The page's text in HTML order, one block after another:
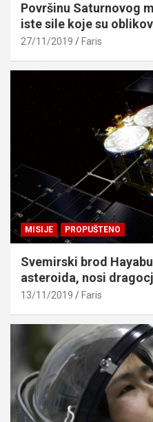
Površinu Saturnovog
iste sile koje su
27/11/2019 Faris
MISIJE PROPUŠTENO
Svemirski brod
asteroida, nosi
13/11/2019 Faris